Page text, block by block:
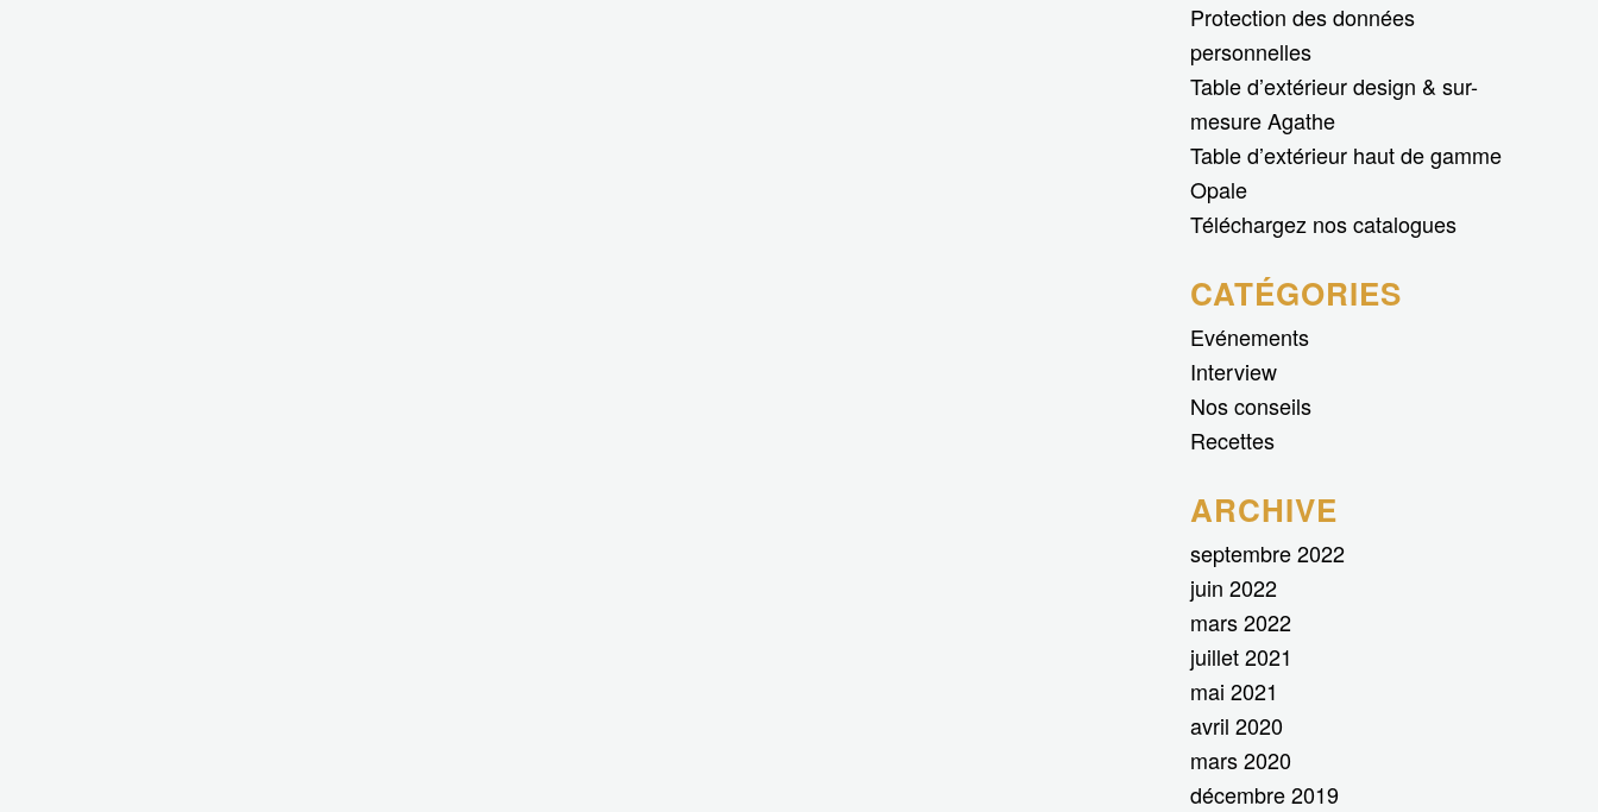
Protection des données
personnelles
Table d’extérieur design & sur-
mesure Agathe
Table d’extérieur haut de gamme
Opale
Téléchargez nos catalogues
CATÉGORIES
Evénements
Interview
Nos conseils
Recettes
ARCHIVE
septembre 2022
juin 2022
mars 2022
juillet 2021
mai 2021
avril 2020
mars 2020
décembre 2019